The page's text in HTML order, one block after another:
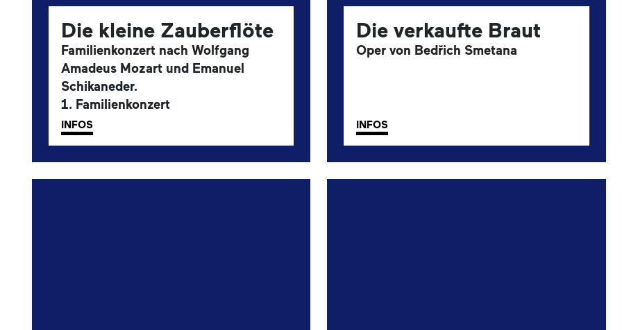
Die kleine Zauberflöte
Familienkonzert nach Wolfgang
Amadeus Mozart und Emanuel
Schikaneder.
1. Familienkonzert
INFOS
Die verkaufte Braut
Oper von Bedřich Smetana
INFOS